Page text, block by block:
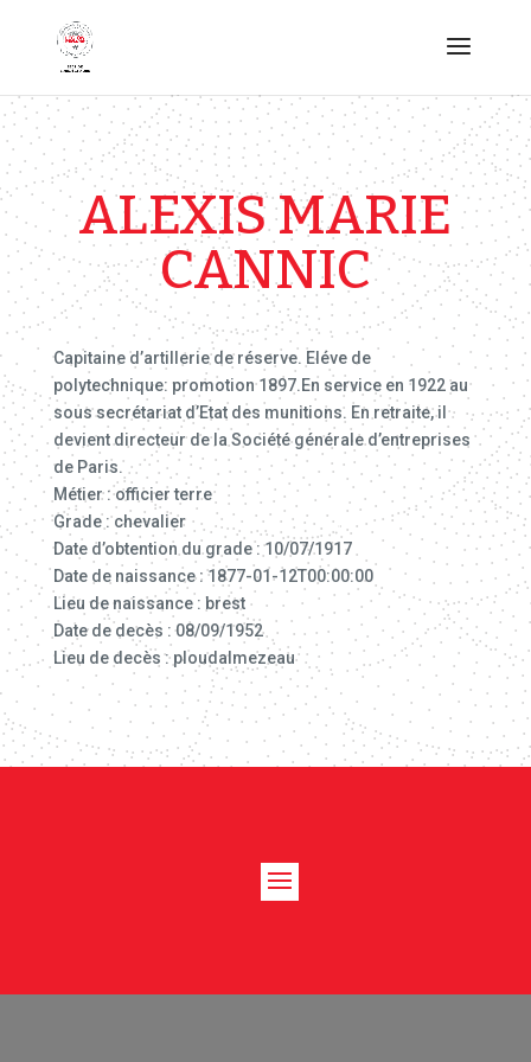
ALEXIS MARIE
CANNIC
Capitaine d’artillerie de réserve. Eléve de
polytechnique: promotion 1897.En service en 1922 au
sous secrétariat d’Etat des munitions. En retraite, il
devient directeur de la Société générale d’entreprises
de Paris.
Métier : officier terre
Grade : chevalier
Date d’obtention du grade : 10/07/1917
Date de naissance : 1877-01-12T00:00:00
Lieu de naissance : brest
Date de decès : 08/09/1952
Lieu de decès : ploudalmezeau